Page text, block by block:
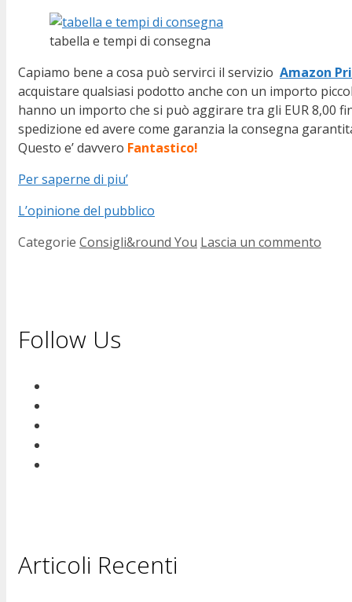
tabella e tempi di consegna
Capiamo bene a cosa può servirci il servizio Amazon
acquistare qualsiasi podotto anche con un importo
hanno un importo che si può aggirare tra gli EUR 8,00
spedizione ed avere come garanzia la consegna
Questo e’ davvero Fantastico!
Per saperne di piu’
L’opinione del pubblico
Categorie Consigli&round You Lascia un commento
Follow Us
Articoli Recenti